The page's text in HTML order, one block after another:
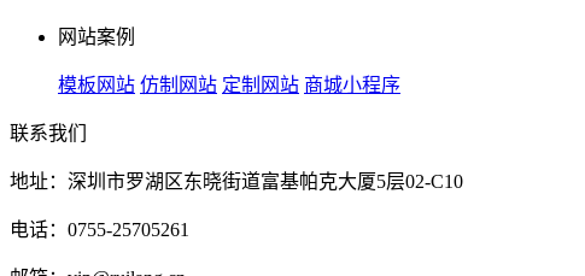
网站案例
模板网站 仿制网站 定制网站 商城小程序
联系我们
地址：深圳市罗湖区东晓街道富基帕克大厦5层02-C10
电话：0755-25705261